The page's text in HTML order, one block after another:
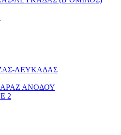
ΛΕΥΚΑΔΑΣ
ΑΝΟΔΟΥ
2